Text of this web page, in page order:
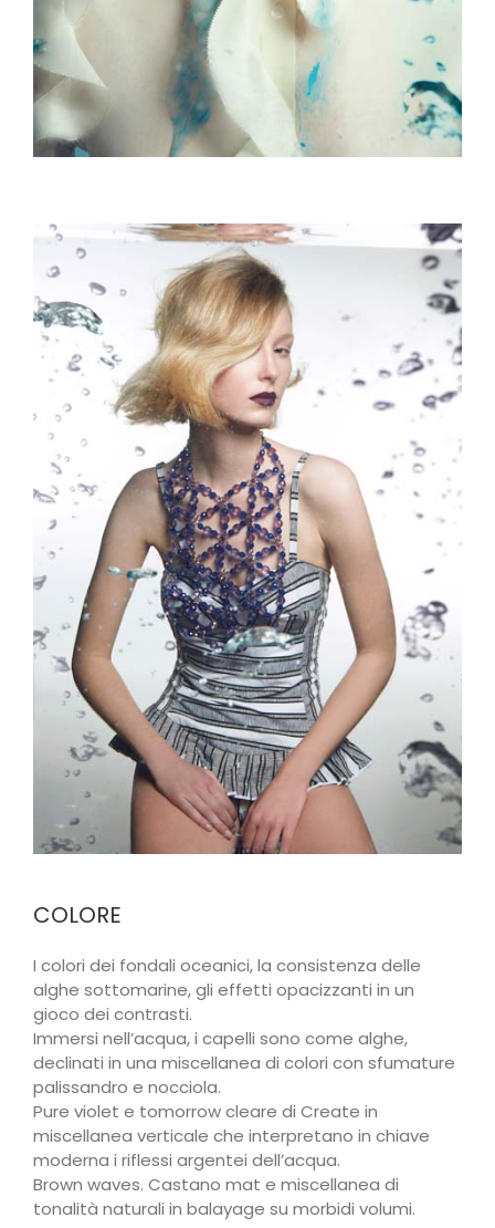
COLORE
I colori dei fondali oceanici, la consistenza delle
alghe sottomarine, gli effetti opacizzanti in un
gioco dei contrasti.
Immersi nell’acqua, i capelli sono come alghe,
declinati in una miscellanea di colori con sfumature
palissandro e nocciola.
Pure violet e tomorrow cleare di Create in
miscellanea verticale che interpretano in chiave
moderna i riflessi argentei dell’acqua.
Brown waves. Castano mat e miscellanea di
tonalità naturali in balayage su morbidi volumi.